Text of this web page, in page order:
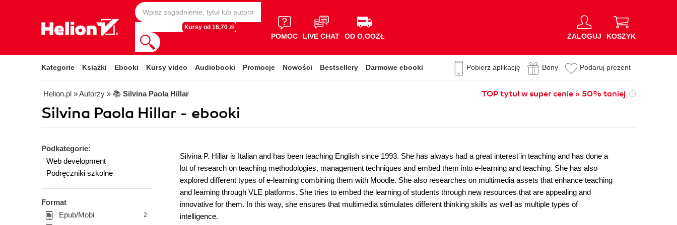
Kursy od 16,70 zł
POMOC LIVE CHAT OD O,OOZŁ ZALOGUJ KOSZYK
Kategorie Książki Ebooki Kursy video Audiobooki Promocje Nowości Bestsellery Darmowe ebooki Pobierz aplikację Bony Podaruj prezent
Helion.pl » Autorzy » 📚 Silvina Paola Hillar TOP tytuł w super cenie » 50% taniej
Silvina Paola Hillar - ebooki
Podkategorie:
Web development
Podręczniki szkolne
Format
Epub/Mobi
2
Silvina P. Hillar is Italian and has been teaching English since 1993. She has always had a great interest in teaching and has done a
lot of research on teaching methodologies, management techniques and embed them into e-learning and teaching. She has also
explored different types of e-learning combining them with Moodle. She also researches on multimedia assets that enhance teaching
and learning through VLE platforms. She tries to embed the learning of students through new resources that are appealing and
innovative for them. In this way, she ensures that multimedia stimulates different thinking skills as well as multiple types of
intelligence.